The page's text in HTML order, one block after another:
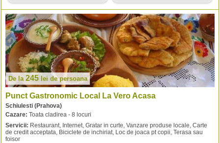
De la 245 lei de persoana
Punct Gastronomic Local La Vero Acasa
Schiulesti (Prahova)
Cazare: Toata cladirea - 8 locuri
Servicii: Restaurant, Internet, Gratar in curte, Vanzare produse locale, Carte
de credit acceptata, Biciclete de inchiriat, Loc de joaca pt copii, Terasa sau
foisor